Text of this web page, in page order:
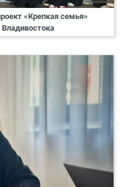
«Крепкая семья»